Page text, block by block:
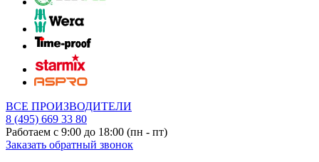
ВСЕ ПРОИЗВОДИТЕЛИ
8 (495) 669 33 80
Работаем с 9:00 до 18:00 (пн - пт)
Заказать обратный звонок